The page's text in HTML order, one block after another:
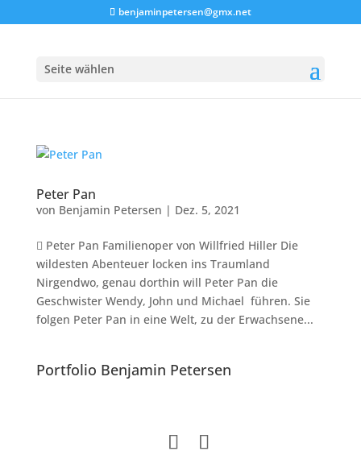
benjaminpetersen@gmx.net
Seite wählen
Peter Pan
von Benjamin Petersen | Dez. 5, 2021
 Peter Pan Familienoper von Willfried Hiller Die
wildesten Abenteuer locken ins Traumland
Nirgendwo, genau dorthin will Peter Pan die
Geschwister Wendy, John und Michael führen. Sie
folgen Peter Pan in eine Welt, zu der Erwachsene...
Portfolio Benjamin Petersen